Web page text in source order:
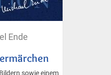
Ende
sowie einem